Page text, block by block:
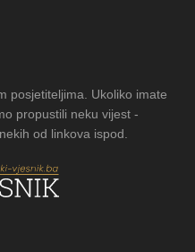
posjetiteljima. Ukoliko imate
propustili neku vijest -
od linkova ispod.